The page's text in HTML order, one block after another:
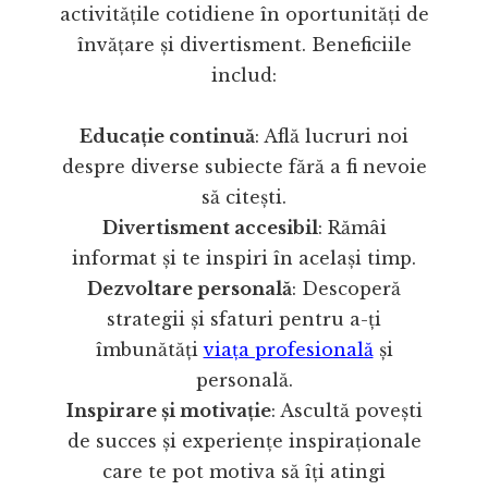
activitățile cotidiene în oportunități de
învățare și divertisment. Beneficiile
includ:
Educație continuă: Află lucruri noi
despre diverse subiecte fără a fi nevoie
să citești.
Divertisment accesibil: Rămâi
informat și te inspiri în același timp.
Dezvoltare personală: Descoperă
strategii și sfaturi pentru a-ți
îmbunătățiviața profesionalăși
personală.
Inspirare și motivație: Ascultă povești
de succes și experiențe inspiraționale
care te pot motiva să îți atingi